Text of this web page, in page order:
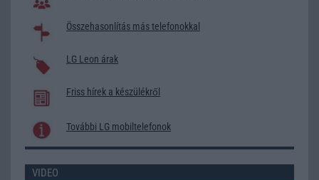
Összehasonlítás más telefonokkal
LG Leon árak
Friss hírek a készülékről
További LG mobiltelefonok
VIDEO